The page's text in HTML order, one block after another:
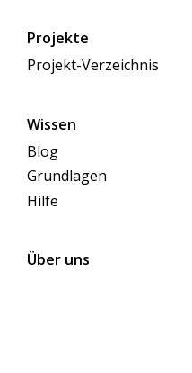
Projekte
Projekt-Verzeichnis
Wissen
Blog
Grundlagen
Hilfe
Über uns